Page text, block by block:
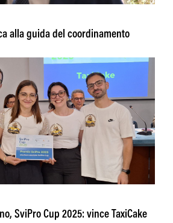
alla guida del coordinamento
SviPro Cup 2025: vince TaxiCake